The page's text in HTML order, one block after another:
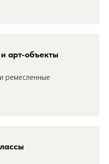
арт-объекты
ремесленные